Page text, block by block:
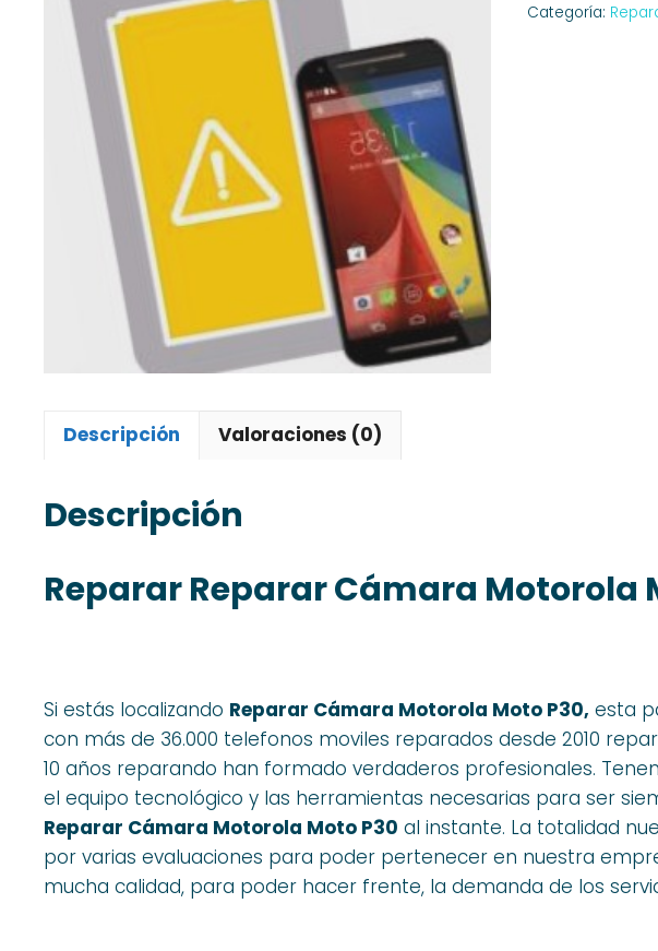
Categoría:
Descripción Valoraciones (0)
Descripción
Reparar Reparar Cámara Motorola
Si estás localizando Reparar Cámara Motorola Moto P30, esta
con más de 36.000 telefonos moviles reparados desde 2010
10 años reparando han formado verdaderos profesionales.
el equipo tecnológico y las herramientas necesarias para ser
Reparar Cámara Motorola Moto P30 al instante. La totalidad
por varias evaluaciones para poder pertenecer en nuestra
mucha calidad, para poder hacer frente, la demanda de los